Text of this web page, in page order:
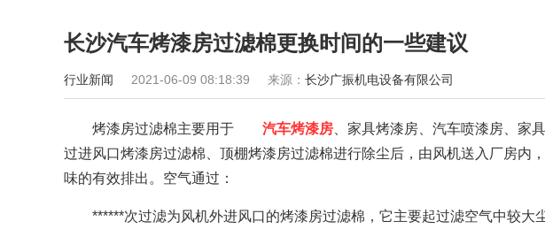
长沙汽车烤漆房过滤棉更换时间的一些建议
行业新闻 2021-06-09 08:18:39 来源： 长沙广振机电设备有限公司
烤漆房过滤棉主要用于 汽车烤漆房 、家具烤漆房、汽车喷漆房、家
过进风口烤漆房过滤棉、顶棚烤漆房过滤棉进行除尘后，由风机送入厂房内
味的有效排出。空气通过：
******次过滤为风机外进风口的烤漆房过滤棉，它主要起过滤空气中较大